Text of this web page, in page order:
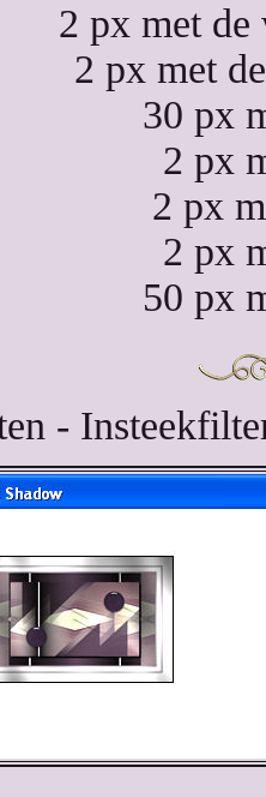
2 px met
2 px met
30 px
2 px
2 px
2 px
50 px
-